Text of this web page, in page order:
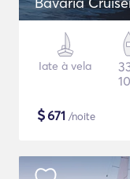
Iate à vela
$671 /noite